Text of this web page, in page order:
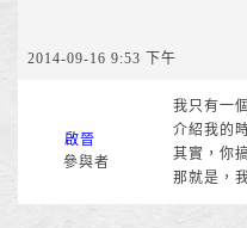
2014-09-16 9:53 下午
啟晉
參與者
我只有一
介紹我的
其實，你
那就是，